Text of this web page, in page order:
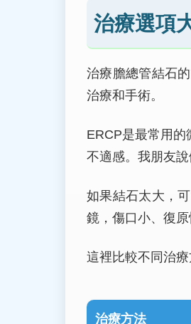
治療選項
治療膽總管結石
治療和手術。
ERCP是最常用
不適感。我朋友
如果結石太大，
鏡，傷口小、復原
這裡比較不同治療
治療方法